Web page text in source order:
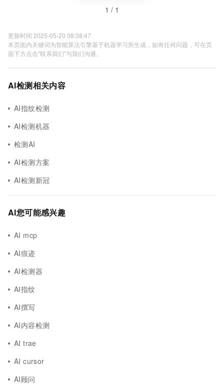
1 / 1
更新时间 2025-05-20 08:38:47
本页面内关键词为智能算法引擎基于机器学习所生成，如有任何问题，可在页
面下方点击"联系我们"与我们沟通。
AI检测相关内容
AI指纹检测
AI检测机器
检测AI
AI检测方案
AI检测新冠
AI您可能感兴趣
AI mcp
AI痕迹
AI检测器
AI指纹
AI撰写
AI内容检测
AI trae
AI cursor
AI顾问